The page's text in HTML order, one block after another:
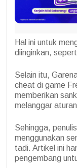
Hal ini untuk
diinginkan,
Selain itu,
cheat di game
memberikan
melanggar
Sehingga,
menggunakan
tadi. Artikel ini
pengembang